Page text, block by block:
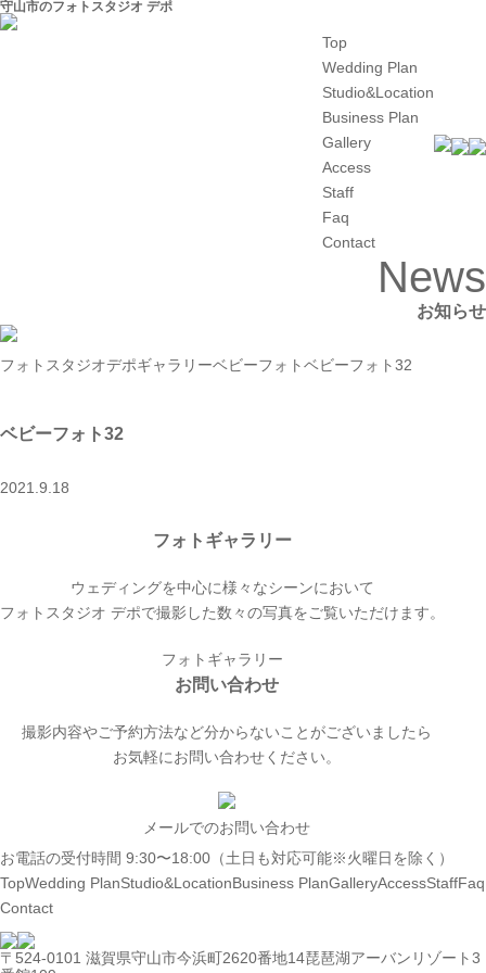
守山市のフォトスタジオ デポ
Top
Wedding Plan
Studio&Location
Business Plan
Gallery
Access
Staff
Faq
Contact
News
お知らせ
フォトスタジオデポギャラリーベビーフォトベビーフォト32
ベビーフォト32
2021.9.18
フォトギャラリー
ウェディングを中心に様々なシーンにおいて
フォトスタジオ デポで撮影した数々の写真をご覧いただけます。
フォトギャラリー
お問い合わせ
撮影内容やご予約方法など分からないことがございましたら
お気軽にお問い合わせください。
メールでのお問い合わせ
お電話の受付時間 9:30〜18:00（土日も対応可能※火曜日を除く）
TopWedding PlanStudio&LocationBusiness PlanGalleryAccessStaffFaq
Contact
〒524-0101 滋賀県守山市今浜町2620番地14琵琶湖アーバンリゾート3